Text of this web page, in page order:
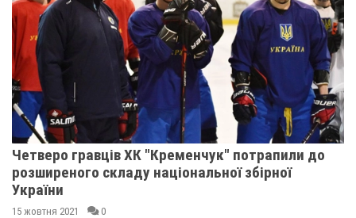
Четверо гравців ХК "Кременчук" потрапили до
розширеного складу національної збірної
України
15 жовтня 2021 0